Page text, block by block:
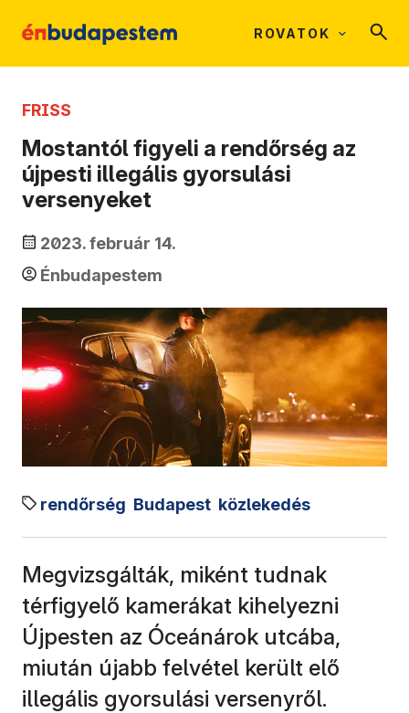
ROVATOK
FRISS
Mostantól figyeli a rendőrség az
újpesti illegális gyorsulási
versenyeket
2023. február 14.
Énbudapestem
rendőrség Budapest közlekedés
Megvizsgálták, miként tudnak
térfigyelő kamerákat kihelyezni
Újpesten az Óceánárok utcába,
miután újabb felvétel került elő
illegális gyorsulási versenyről.